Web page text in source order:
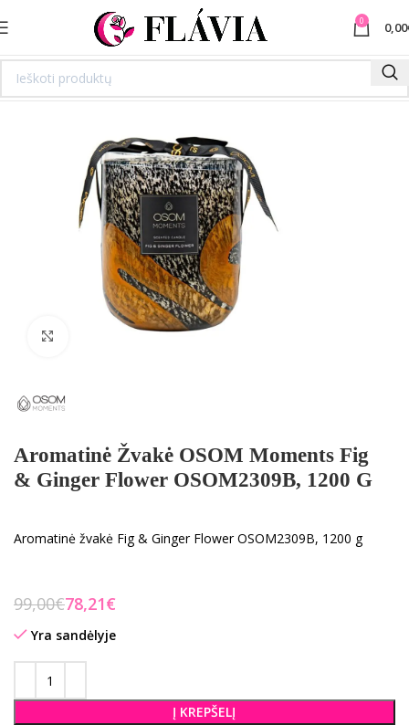
0 0,00
Spustelėkite norėdami padidinti
Aromatinė Žvakė OSOM Moments Fig
& Ginger Flower OSOM2309B, 1200 G
Aromatinė žvakė Fig & Ginger Flower OSOM2309B, 1200 g
99,00€78,21€
Yra sandėlyje
Į KREPŠELĮ